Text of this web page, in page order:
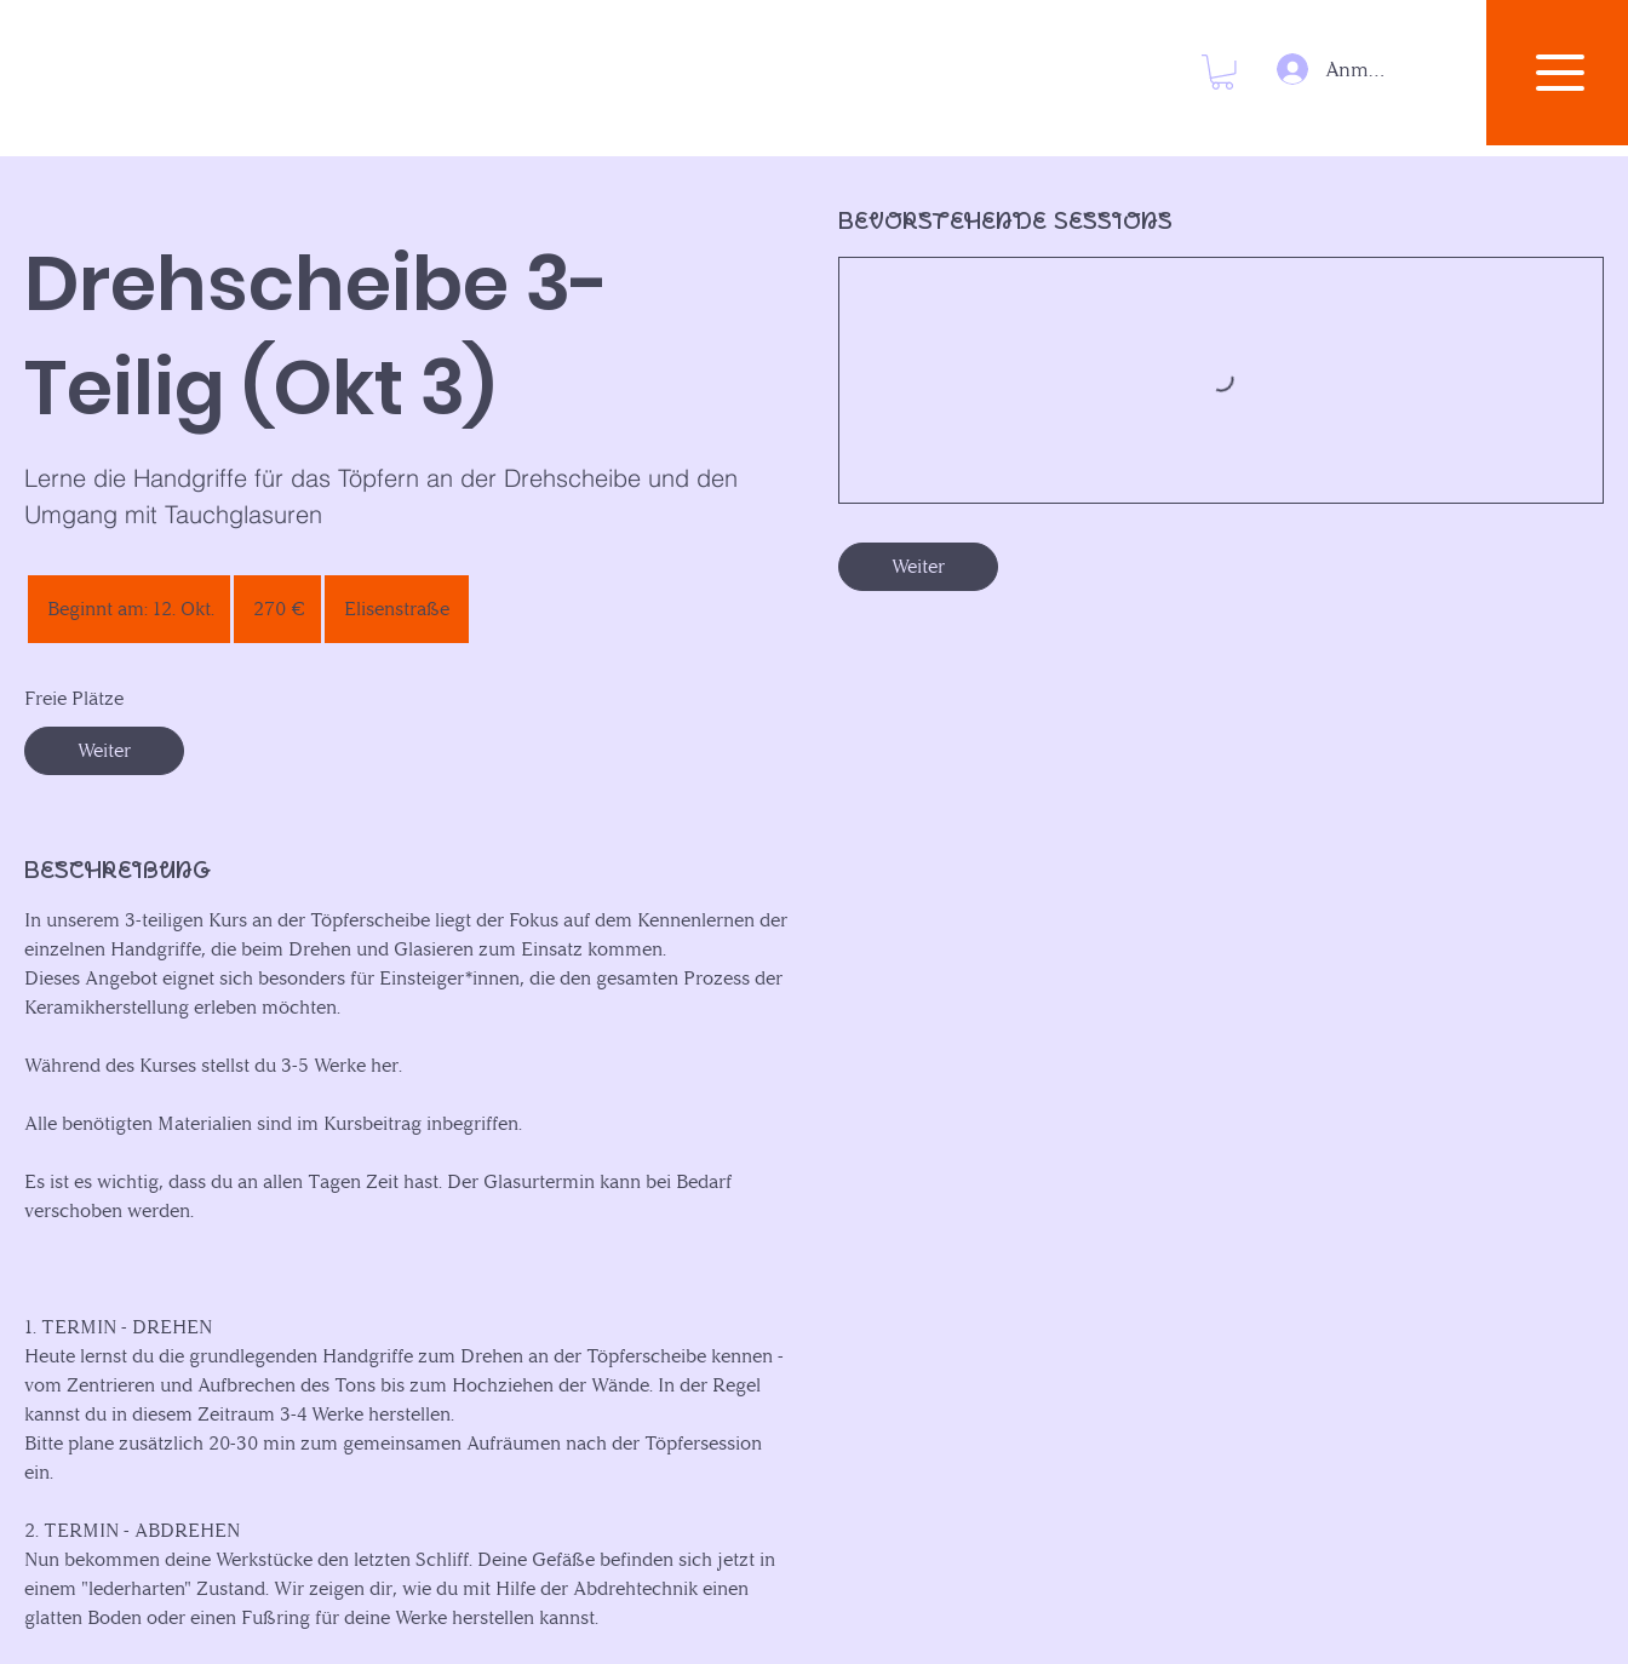
Anmelden
Drehscheibe 3-
Teilig (Okt 3)
Lerne die Handgriffe für das Töpfern an der Drehscheibe und den
Umgang mit Tauchglasuren
Beginnt am: 12. Okt.
2
.
O
k
.
270 € Elisenstraße
Freie Plätze
Weiter
Beschreibung
In unserem 3-teiligen Kurs an der Töpferscheibe liegt der Fokus auf dem Kennenlernen der
einzelnen Handgriffe, die beim Drehen und Glasieren zum Einsatz kommen.
Dieses Angebot eignet sich besonders für Einsteiger*innen, die den gesamten Prozess der
Keramikherstellung erleben möchten.
Während des Kurses stellst du 3-5 Werke her.
Alle benötigten Materialien sind im Kursbeitrag inbegriffen.
Es ist es wichtig, dass du an allen Tagen Zeit hast. Der Glasurtermin kann bei Bedarf
verschoben werden.
1. TERMIN - DREHEN
Heute lernst du die grundlegenden Handgriffe zum Drehen an der Töpferscheibe kennen -
vom Zentrieren und Aufbrechen des Tons bis zum Hochziehen der Wände. In der Regel
kannst du in diesem Zeitraum 3-4 Werke herstellen.
Bitte plane zusätzlich 20-30 min zum gemeinsamen Aufräumen nach der Töpfersession
ein.
2. TERMIN - ABDREHEN
Nun bekommen deine Werkstücke den letzten Schliff. Deine Gefäße befinden sich jetzt in
einem "lederharten" Zustand. Wir zeigen dir, wie du mit Hilfe der Abdrehtechnik einen
glatten Boden oder einen Fußring für deine Werke herstellen kannst.
Bevorstehende Sessions
Weiter